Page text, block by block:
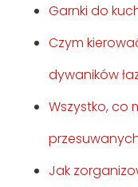
Garnki do
Czym
dywaników
Wszystko, co
Jak